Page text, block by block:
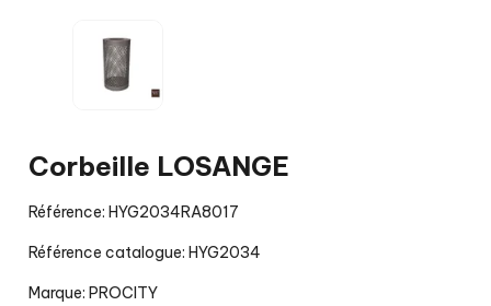
Corbeille LOSANGE
Référence: HYG2034RA8017
Référence catalogue: HYG2034
Marque: PROCITY